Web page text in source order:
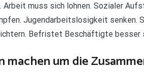
Arbeit muss sich lohnen. Sozialer
Jugendarbeitslosigkeit senken.
Befristet Beschäftigte besser
machen um die